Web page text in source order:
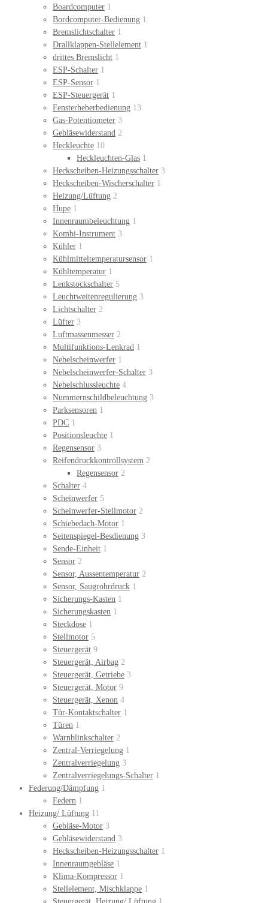
Boardcomputer 1
Bordcomputer-Bedienung 1
Bremslichtschalter 1
Drallklappen-Stellelement 1
drittes Bremslicht 1
ESP-Schalter 1
ESP-Sensor 1
ESP-Steuergerät 1
Fensterheberbedienung 13
Gas-Potentiometer 3
Gebläsewiderstand 2
Heckleuchte 10
Heckleuchten-Glas 1
Heckscheiben-Heizungsschalter 3
Heckscheiben-Wischerschalter 1
Heizung/Lüftung 2
Hupe 1
Innenraumbeleuchtung 1
Kombi-Instrument 3
Kühler 1
Kühlmitteltemperatursensor 1
Kühltemperatur 1
Lenkstockschalter 5
Leuchtweitenregulierung 3
Lichtschalter 2
Lüfter 3
Luftmassenmesser 2
Multifunktions-Lenkrad 1
Nebelscheinwerfer 1
Nebelscheinwerfer-Schalter 3
Nebelschlussleuchte 4
Nummernschildbeleuchtung 3
Parksensoren 1
PDC 1
Positionsleuchte 1
Regensensor 3
Reifendruckkontrollsystem 2
Regensensor 2
Schalter 4
Scheinwerfer 5
Scheinwerfer-Stellmotor 2
Schiebedach-Motor 1
Seitenspiegel-Besdienung 3
Sende-Einheit 1
Sensor 2
Sensor, Aussentemperatur 2
Sensor, Saugrohrdruck 1
Sicherungs-Kasten 1
Sicherungskasten 1
Steckdose 1
Stellmotor 5
Steuergerät 9
Steuergerät, Airbag 2
Steuergerät, Getriebe 3
Steuergerät, Motor 9
Steuergerät, Xenon 4
Tür-Kontaktschalter 1
Türen 1
Warnblinkschalter 2
Zentral-Verriegelung 1
Zentralverriegelung 3
Zentralverriegelungs-Schalter 1
Federung/Dämpfung 1
Federn 1
Heizung/ Lüftung 11
Gebläse-Motor 3
Gebläsewiderstand 3
Heckscheiben-Heizungsschalter 1
Innenraumgebläse 1
Klima-Kompressor 1
Stellelement, Mischklappe 1